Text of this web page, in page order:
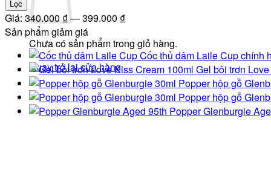
Chưa có sản phẩm trong giỏ hàng.
Quay trở lại cửa hàng
tối
thiểu
tối
đa
Lọc
Giá: 340.000 ₫—399.000 ₫
Sản phẩm giảm giá
Cốc thủ dâm Laile Cup chính
Gel bôi trơn
Popper hộp gỗ
Popper hộp gỗ
Popper Glenburgie